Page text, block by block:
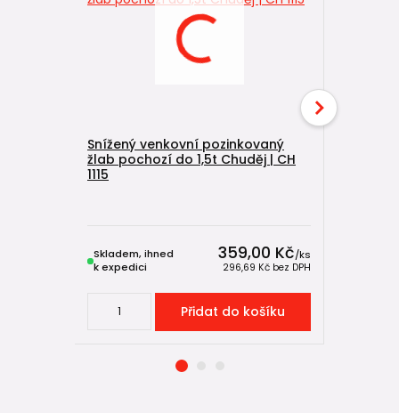
Snížený venkovní pozinkovaný
žlab pochozí do 1,5t Chuděj | CH
1115
359,00 Kč/ks
296,69 Kč bez DPH
Skladem, ihned
k expedici
Přidat do košíku